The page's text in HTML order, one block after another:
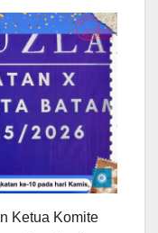
Ketua Komite